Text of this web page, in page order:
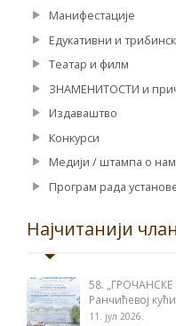
Манифестације
Едукативни и
Театар и филм
ЗНАМЕНИТОСТИ и
Издаваштво
Конкурси
Медији / штампа о
Програм рада
Најчитанији
58.
Ранчићевој кући
11. јул 2026.